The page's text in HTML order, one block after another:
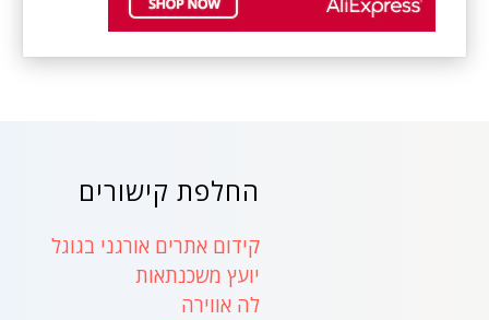
החלפת קישורים
קידום אתרים אורגני בגוגל
יועץ משכנתאות
לה אווירה